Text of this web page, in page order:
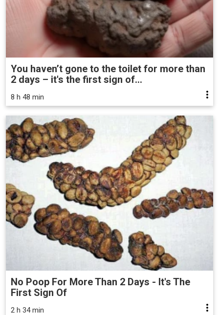
You haven’t gone to the toilet for more than
2 days – it's the first sign of...
8 h 48 min
No Poop For More Than 2 Days - It's The
First Sign Of
2 h 34 min